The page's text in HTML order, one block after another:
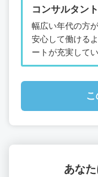
コンサルタン
幅広い年代の方
安心して働ける
ートが充実してい
あな